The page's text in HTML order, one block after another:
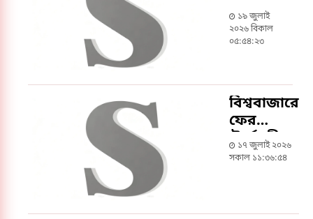
এসেছে
১৮০
কোটি
১৯ জুলাই
২০২৬ বিকাল
০৫:৫৪:২৩
বিশ্ববাজারে
ফের
ঊর্ধ্বমুখী
তেলের দাম
১৭ জুলাই ২০২৬
সকাল ১১:৩৬:৫৪